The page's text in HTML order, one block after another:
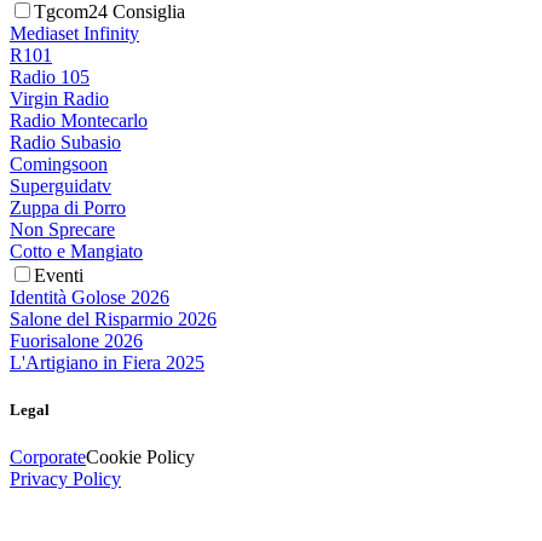
Tgcom24 Consiglia
Mediaset Infinity
R101
Radio 105
Virgin Radio
Radio Montecarlo
Radio Subasio
Comingsoon
Superguidatv
Zuppa di Porro
Non Sprecare
Cotto e Mangiato
Eventi
Identità Golose 2026
Salone del Risparmio 2026
Fuorisalone 2026
L'Artigiano in Fiera 2025
Legal
CorporateCookie Policy
Privacy Policy